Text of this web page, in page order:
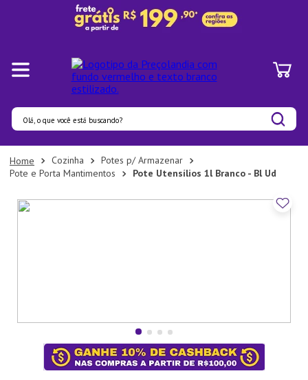
Olá, o que você está buscando?
Cozinha
Potes p/ Armazenar
Pote e Porta Mantimentos
Pote Utensílios 1l Branco - Bl Ud
Termos mais buscados
1 º
Panelas
2º
Pratos
7º
Tapete
Aparelho Jantar
Xicara